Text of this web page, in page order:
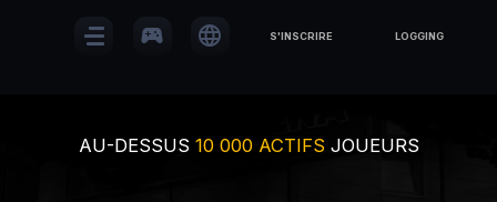
sports_esports language S'INSCRIRE LOGGING
AU-DESSUS 10 000 ACTIFSJOUEURS